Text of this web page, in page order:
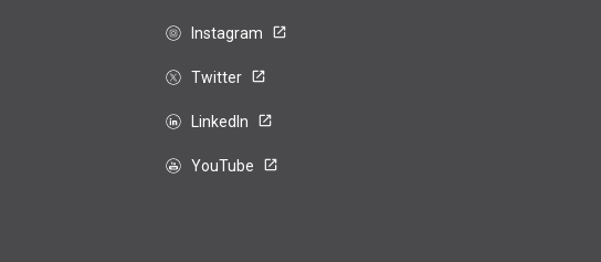
Instagram
Twitter
LinkedIn
YouTube